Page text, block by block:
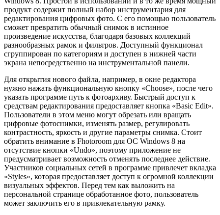
продукт содержит полный набор инструментария для
редактирования цифровых фото. С его помощью пользователь
сможет превратить обычный снимок в истинное
произведение искусства, благодаря базовых коллекций
разнообразных рамок и фильтров. Доступный функционал
сгруппирован по категориям и доступен в нижней части
экрана непосредственно на инструментальной панели.
Для открытия нового файла, например, в окне редактора
нужно нажать функциональную кнопку «Choose», после чего
указать программе путь к фотоархиву. Быстрый доступ к
средствам редактирования предоставляет кнопка «Basic Edit».
Пользователи в этом меню могут обрезать или вращать
цифровые фотоснимки, изменять размер, регулировать
контрастность, яркость и другие параметры снимка. Стоит
обратить внимание в Fhotoroom для ОС Windows 8 на
отсутствие кнопки «Undo», поэтому приложение не
предусматривает возможность отменять последнее действие.
Участников социальных сетей в программе привлечет вкладка
«Styles», которая предоставляет доступ к огромной коллекции
визуальных эффектов. Перед тем как выложить на
персональной странице обработанное фото, пользователь
может заключить его в привлекательную рамку.